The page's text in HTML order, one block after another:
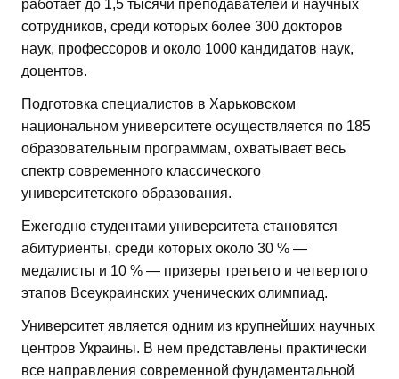
работает до 1,5 тысячи преподавателей и научных
сотрудников, среди которых более 300 докторов
наук, профессоров и около 1000 кандидатов наук,
доцентов.
Подготовка специалистов в Харьковском
национальном университете осуществляется по 185
образовательным программам, охватывает весь
спектр современного классического
университетского образования.
Ежегодно студентами университета становятся
абитуриенты, среди которых около 30 % —
медалисты и 10 % — призеры третьего и четвертого
этапов Всеукраинских ученических олимпиад.
Университет является одним из крупнейших научных
центров Украины. В нем представлены практически
все направления современной фундаментальной